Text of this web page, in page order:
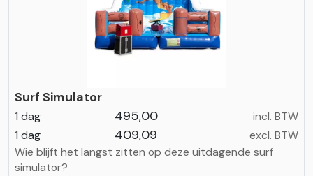
Surf Simulator
1 dag 495,00
incl. BTW
1 dag
409,09
excl. BTW
Wie blijft het langst zitten op deze uitdagende surf
simulator?